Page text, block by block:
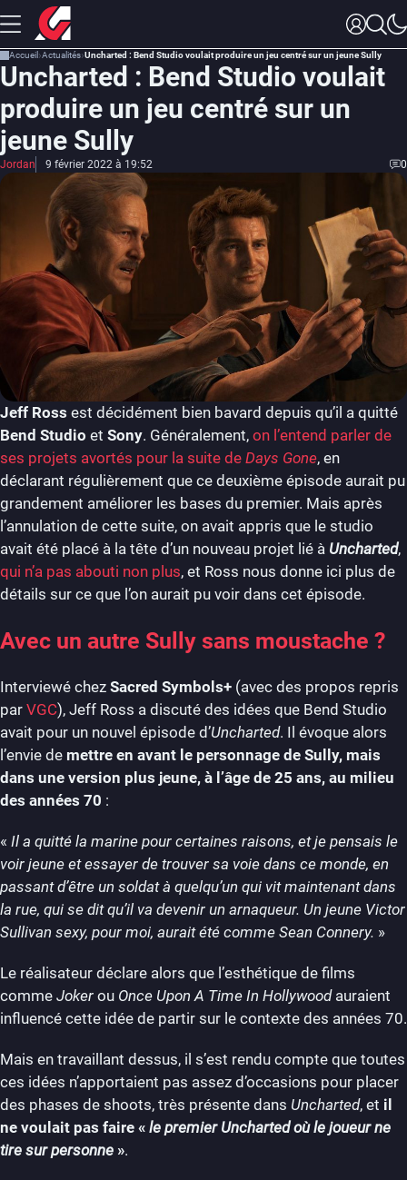
Accueil Actualités Uncharted : Bend Studio voulait produire un jeu centré sur un jeune Sully
Uncharted : Bend Studio voulait
produire un jeu centré sur un
jeune Sully
Jordan 9 février 2022 à 19:52 0
Jeff Ross est décidément bien bavard depuis qu’il a quitté
Bend Studio et Sony. Généralement, on l’entend parler de
ses projets avortés pour la suite de Days Gone, en
déclarant régulièrement que ce deuxième épisode aurait pu
grandement améliorer les bases du premier. Mais après
l’annulation de cette suite, on avait appris que le studio
avait été placé à la tête d’un nouveau projet lié à Uncharted,
qui n’a pas abouti non plus, et Ross nous donne ici plus de
détails sur ce que l’on aurait pu voir dans cet épisode.
Avec un autre Sully sans moustache ?
Interviewé chez Sacred Symbols+ (avec des propos repris
par VGC), Jeff Ross a discuté des idées que Bend Studio
avait pour un nouvel épisode d’Uncharted. Il évoque alors
l’envie de mettre en avant le personnage de Sully, mais
dans une version plus jeune, à l’âge de 25 ans, au milieu
des années 70 :
« Il a quitté la marine pour certaines raisons, et je pensais le
voir jeune et essayer de trouver sa voie dans ce monde, en
passant d’être un soldat à quelqu’un qui vit maintenant dans
la rue, qui se dit qu’il va devenir un arnaqueur. Un jeune Victor
Sullivan sexy, pour moi, aurait été comme Sean Connery. »
Le réalisateur déclare alors que l’esthétique de films
comme Joker ou Once Upon A Time In Hollywoodauraient
influencé cette idée de partir sur le contexte des années 70.
Mais en travaillant dessus, il s’est rendu compte que toutes
ces idées n’apportaient pas assez d’occasions pour placer
des phases de shoots, très présente dans Uncharted, et il
ne voulait pas faire « le premier Uncharted où le joueur ne
tire sur personne ».